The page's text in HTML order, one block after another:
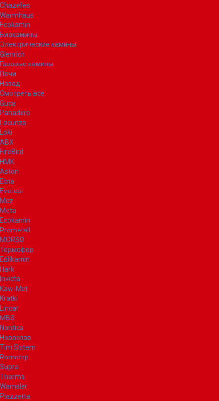
Chazelles
Warmhaus
Ecokamin
Биокамины
Электрические камины
Glenrich
Газовые камины
Печи
Назад
Смотреть все
Guca
Panadero
Lacunza
Loki
ABX
FireBird
НМК
Aston
Etna
Everest
Mcz
Meta
Ecokamin
Prometall
MORSØ
Термофор
Edilkamin
Hark
Invicta
Kaw-Met
Kratki
Lincar
MBS
Nordica
Новаслав
Tim Sistem
Romotop
Supra
Thorma
Wamsler
Piazzetta